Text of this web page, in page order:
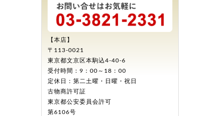
【本店】
〒113-0021
東京都文京区本駒込4-40-6
受付時間：9：00～18：00
定休日：第二土曜・日曜・祝日
古物商許可証
東京都公安委員会許可
第6106号